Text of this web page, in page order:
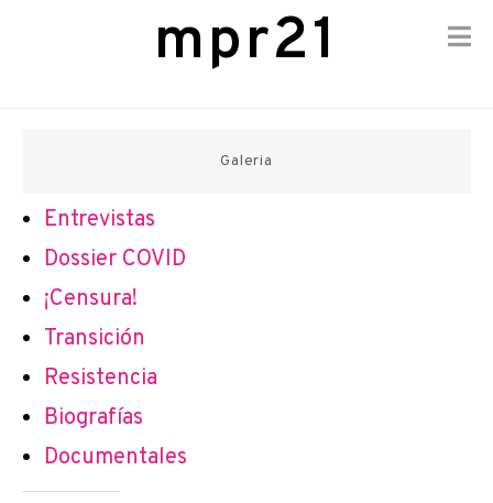
mpr21
Galeria
Entrevistas
Dossier COVID
¡Censura!
Transición
Resistencia
Biografías
Documentales